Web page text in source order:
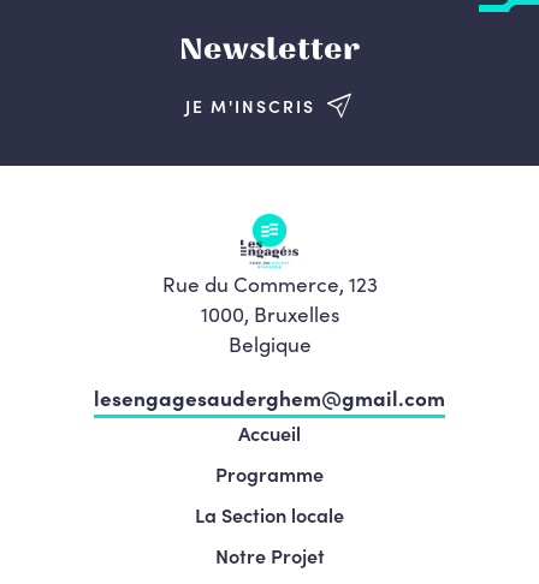
Newsletter
JE M'INSCRIS
Rue du Commerce, 123
1000, Bruxelles
Belgique
lesengagesauderghem@gmail.com
Accueil
Programme
La Section locale
Notre Projet